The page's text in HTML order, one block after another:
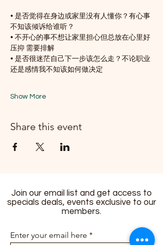
• 是否觉得在身边或家里没有人懂你？有心事
不知该倾诉给谁听？
• 不开心的事不想让家里担心但总放在心里好
压抑 需要排解
• 是否很迷茫自己下一步该怎么走？不论职业
还是感情我不知该如何做决定
Show More
Share this event
Join our email list and get access to
specials deals, events exclusive to our
members.
Enter your email here